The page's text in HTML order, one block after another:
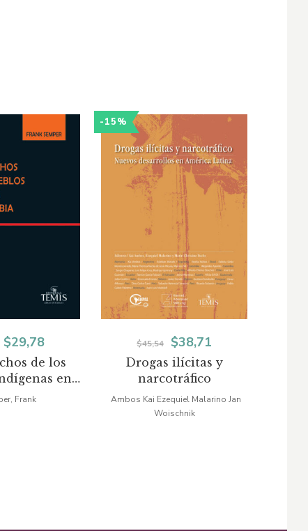
de los
en
El
precio
original
$29,78El
precio
Frank
-15%
Drogas ilícitas y
narcotráfico
$45,54
El
precio
original
era:
$38,71
precio
actual
Ambos Kai Ezequiel Malarino Jan
Woischnik